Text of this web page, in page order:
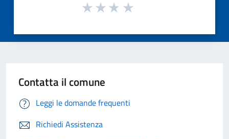
Contatta il comune
Leggi le domande frequenti
Richiedi Assistenza